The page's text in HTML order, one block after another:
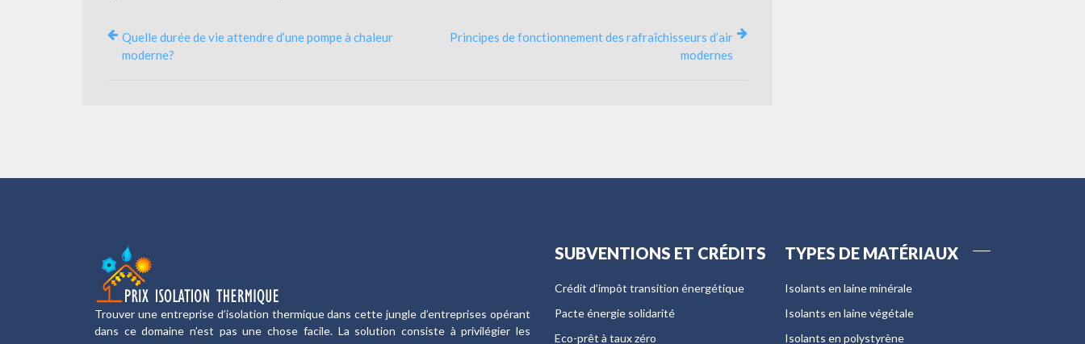
Quelle durée de vie attendre d’une pompe à chaleur
moderne?
Principes de fonctionnement des rafraîchisseurs d’air
modernes
Trouver une entreprise d’isolation thermique dans cette jungle d’entreprises opérant
dans ce domaine n’est pas une chose facile. La solution consiste à privilégier les
SUBVENTIONS ET CRÉDITS
Crédit d’impôt transition énergétique
Pacte énergie solidarité
Eco-prêt à taux zéro
TYPES DE MATÉRIAUX
Isolants en laine minérale
Isolants en laine végétale
Isolants en polystyrène